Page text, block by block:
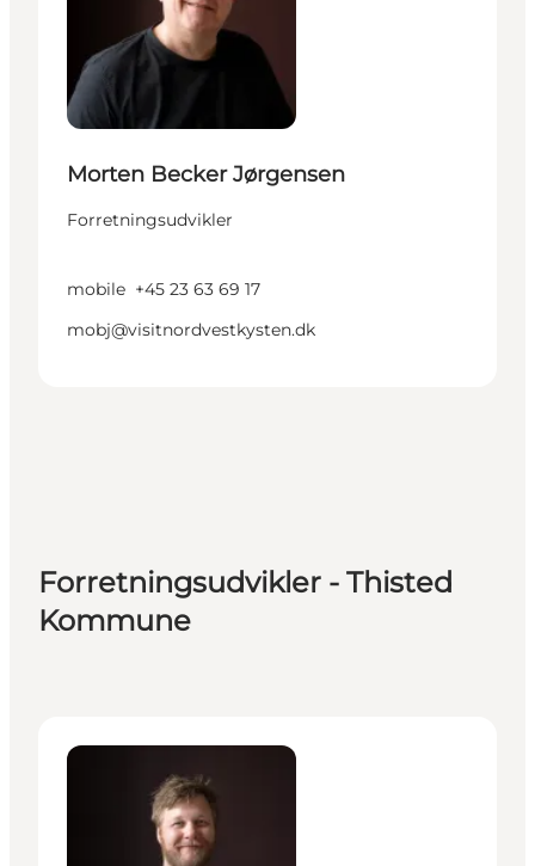
Morten Becker Jørgensen
Forretningsudvikler
mobile +45 23 63 69 17
mobj@visitnordvestkysten.dk
Forretningsudvikler - Thisted
Kommune